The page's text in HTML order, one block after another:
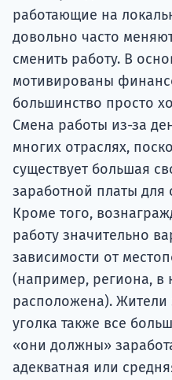
работающие на
довольно часто
сменить работу. В
мотивированы
большинство просто
Смена работы из-за
многих отраслях,
существует большая
заработной платы для
Кроме того,
работу значительно
зависимости от
(например, региона, в
расположена). Жители
уголка также все
«они должны»
адекватная или